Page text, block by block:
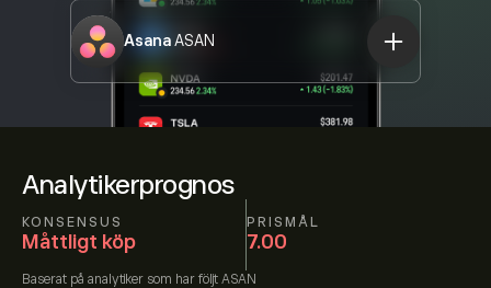
Analytikerprognos
KONSENSUS
Måttligt köp
PRISMÅL
7.00
Baserat på analytiker som har följt ASAN
AsanaASAN